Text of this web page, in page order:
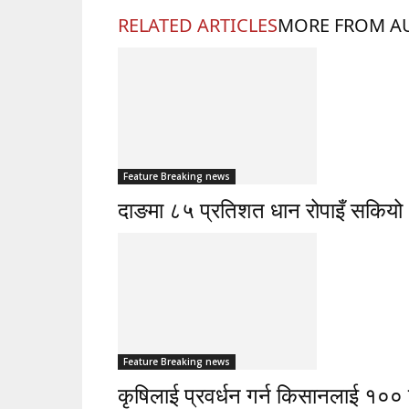
RELATED ARTICLESMORE FROM
Feature Breaking news
दाङमा ८५ प्रतिशत धान रोपाइँ सकियो
Feature Breaking news
कृषिलाई प्रवर्धन गर्न किसानलाई १००